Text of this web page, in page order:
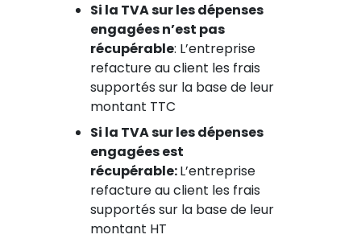
Si la TVA sur les dépenses
engagées n’est pas
récupérable: L’entreprise
refacture au client les frais
supportés sur la base de leur
montant TTC
Si la TVA sur les dépenses
engagées est
récupérable:L’entreprise
refacture au client les frais
supportés sur la base de leur
montant HT